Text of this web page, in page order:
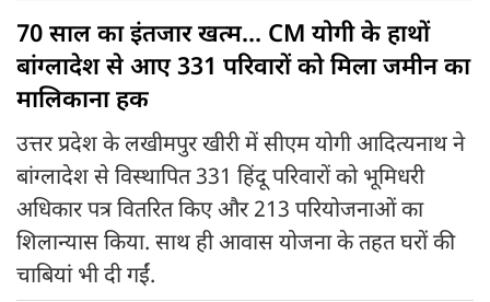
70 साल का इंतजार खत्म... CM योगी के हाथों
बांग्लादेश से आए 331 परिवारों को मिला जमीन का
मालिकाना हक
उत्तर प्रदेश के लखीमपुर खीरी में सीएम योगी आदित्यनाथ ने
बांग्लादेश से विस्थापित 331 हिंदू परिवारों को भूमिधरी
अधिकार पत्र वितरित किए और 213 परियोजनाओं का
शिलान्यास किया. साथ ही आवास योजना के तहत घरों की
चाबियां भी दी गईं.